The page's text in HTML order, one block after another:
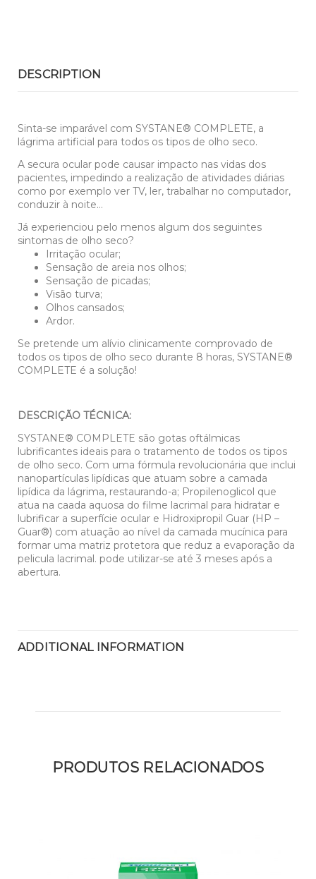
DESCRIPTION
Sinta-se imparável com SYSTANE® COMPLETE, a
lágrima artificial para todos os tipos de olho seco.
A secura ocular pode causar impacto nas vidas dos
pacientes, impedindo a realização de atividades diárias
como por exemplo ver TV, ler, trabalhar no computador,
conduzir à noite…
Já experienciou pelo menos algum dos seguintes
sintomas de olho seco?
Irritação ocular;
Sensação de areia nos olhos;
Sensação de picadas;
Visão turva;
Olhos cansados;
Ardor.
Se pretende um alívio clinicamente comprovado de
todos os tipos de olho seco durante 8 horas, SYSTANE®
COMPLETE é a solução!
DESCRIÇÃO TÉCNICA:
SYSTANE® COMPLETE são gotas oftálmicas
lubrificantes ideais para o tratamento de todos os tipos
de olho seco. Com uma fórmula revolucionária que inclui
nanopartículas lipídicas que atuam sobre a camada
lipídica da lágrima, restaurando-a; Propilenoglicol que
atua na caada aquosa do filme lacrimal para hidratar e
lubrificar a superfície ocular e Hidroxipropil Guar (HP –
Guar®) com atuação ao nível da camada mucínica para
formar uma matriz protetora que reduz a evaporação da
pelicula lacrimal. pode utilizar-se até 3 meses após a
abertura.
ADDITIONAL INFORMATION
PRODUTOS RELACIONADOS